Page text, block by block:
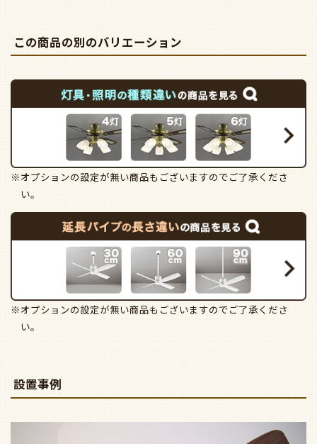
この商品の別のバリエーション
※オプションの設定が無い商品もございますのでご了承くださ
い。
※オプションの設定が無い商品もございますのでご了承くださ
い。
設置事例